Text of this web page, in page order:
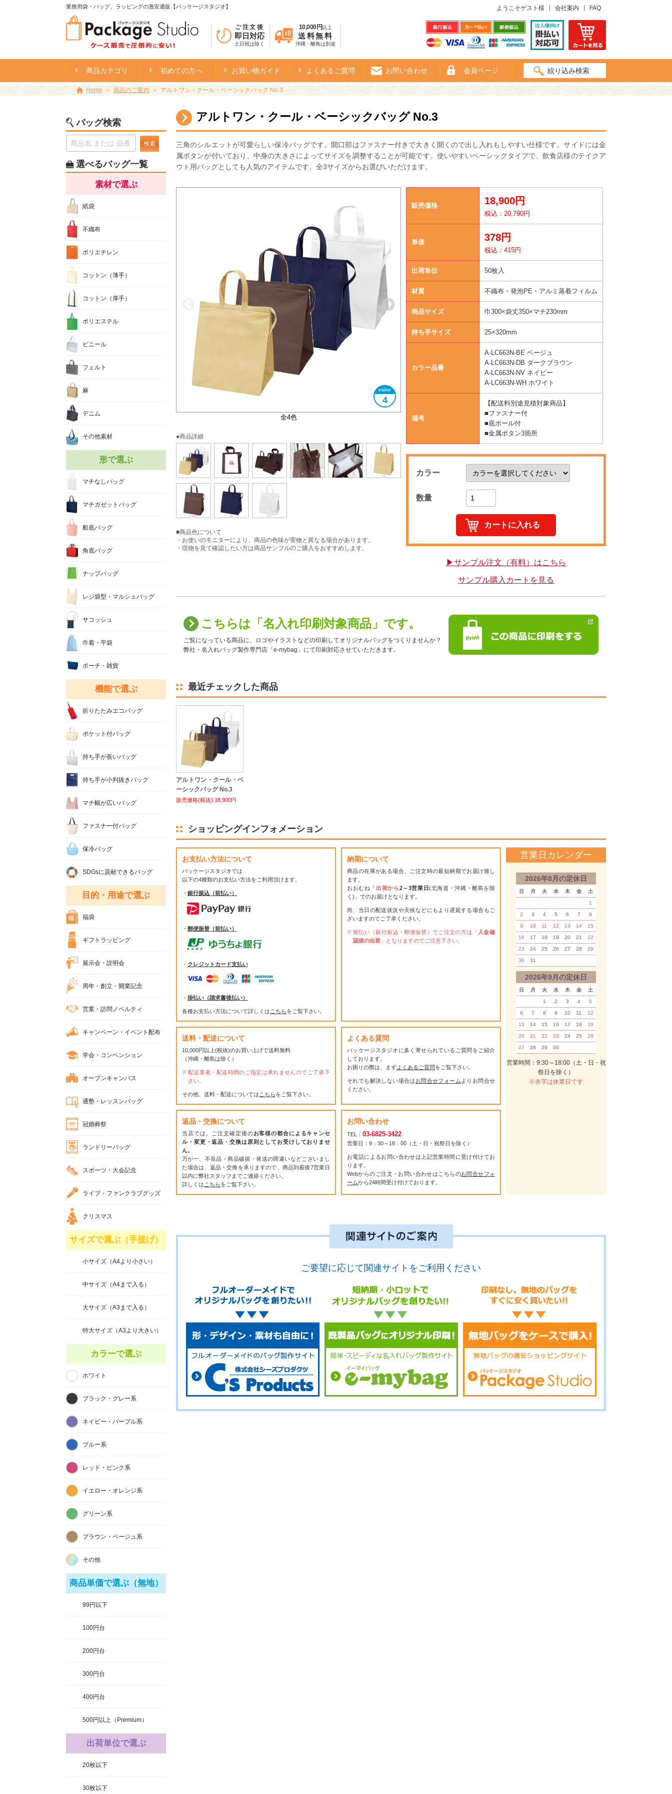
業務用袋・バッグ、ラッピングの激安通販【パッケージスタジオ】
ご注文後
即日対応
土日祝は除く
10,000円 以上
送料無料
沖縄・離島は別途
ようこそゲスト様 会社案内 FAQ
商品カテゴリ 初めての方へ お買い物ガイド よくあるご質問 お問い合わせ 会員ページ 絞り込み検索
Home 商品のご案内 アルトワン・クール・ベーシックバッグ No.3
アルトワン・クール・ベーシックバッグ No.3
三角のシルエットが可愛らしい保冷バッグです。開口部はファスナー付きで大きく開くので出し入れもしやすい仕様です。サイドには金
属ボタンが付いており、中身の大きさによってサイズを調整することが可能です。使いやすいベーシックタイプで、飲食店様のテイクア
ウト用バッグとしても人気のアイテムです。全3サイズからお選びいただけます。
全4色
4
A4サイズ対応
3サイズ展開
サイドの金属ボタン
内側アルミ蒸着フィルム・底ボール付き
●商品詳細
■商品色について
・お使いのモニターにより、商品の色味が実物と異なる場合があります。
・現物を見て確認したい方は商品サンプルのご購入をおすすめします。
販売価格 18,900円
税込：20,790円
単価 378円
税込：415円
出荷単位 50枚入
材質 不織布・発泡PE・アルミ蒸着フィルム
商品サイズ 巾300×袋丈350×マチ230mm
持ち手サイズ 25×320mm
カラー品番
A-LC663N-BE ベージュ
A-LC663N-DB ダークブラウン
A-LC663N-NV ネイビー
A-LC663N-WH ホワイト
備考
【配送料別途見積対象商品】
■ファスナー付
■底ボール付
■金属ボタン3箇所
カラー
数量
▶サンプル注文（有料）はこちら
サンプル購入カートを見る
こちらは「名入れ印刷対象商品」です。
ご覧になっている商品に、ロゴやイラストなどの印刷してオリジナルバッグをつくりませんか？
弊社・名入れバッグ製作専門店「e-mybag」にて印刷対応させていただきます。
最近チェックした商品
アルトワン・クール・ベ
ーシックバッグ No.3
販売価格(税抜):18,900円
ショッピングインフォメーション
お支払い方法について
パッケージスタジオでは
以下の4種類のお支払い方法をご利用頂けます。
・ 銀行振込（前払い）
・ 郵便振替（前払い）
・ クレジットカード支払い
・ 掛払い（請求書後払い）
各種お支払い方法について詳しくは こちらをご覧下さい。
納期について
商品の在庫がある場合、ご注文時の最短納期でお届け致し
ます。
おおむね「出荷から2～3営業日(北海道・沖縄・離島を除
く)」でのお届けとなります。
尚、当日の配送状況や天候などにもより遅延する場合もご
ざいますのでご了承ください。
前払い（銀行振込・郵便振替）でご注文の方は「 入金確
認後の出荷 」となりますのでご注意下さい。
送料・配送について
10,000円以上(税抜)のお買い上げで送料無料
（沖縄・離島は除く）
配送業者・配送時間のご指定は承れませんのでご了承下
さい。
その他、送料・配送については こちらをご覧下さい。
よくある質問
パッケージスタジオに多く寄せられているご質問をご紹介
しております。
お困りの際は、まずよくあるご質問をご覧下さい。
それでも解決しない場合は お問合せフォーム よりお問合せ
ください。
返品・交換について
当店では、ご注文確定後のお客様の都合によるキャンセ
ル・変更・返品・交換は原則としてお受けしておりませ
ん。
万が一、不良品・商品破損・発送の間違いなどございまし
た場合は、返品・交換を承りますので、商品到着後7営業日
以内に弊社スタッフまでご連絡ください。
詳しくは こちらをご覧下さい。
お問い合わせ
TEL： 03-6825-3422
営業日：9：30～18：00（土・日・祝祭日を除く）
お電話によるお問い合わせは上記営業時間に受け付けてお
ります。
Webからのご注文・お問い合わせはこちらのお問合せフォ
ームから24時間受け付けております。
営業日カレンダー
2026年8月の定休日
日 月 火 水 木 金 土
1
2 3 4 5 6 7 8
9 10 11 12 13 14 15
16 17 18 19 20 21 22
23 24 25 26 27 28 29
30 31
2026年9月の定休日
日 月 火 水 木 金 土
1 2 3 4 5
6 7 8 9 10 11 12
13 14 15 16 17 18 19
20 21 22 23 24 25 26
27 28 29 30
営業時間：9:30～18:00（土・日・祝
祭日を除く）
※赤字は休業日です
ご要望に応じて関連サイトをご利用ください
バッグ検索
検索
選べるバッグ一覧
素材で選ぶ
紙袋
不織布
ポリエチレン
コットン（薄手）
コットン（厚手）
ポリエステル
ビニール
フェルト
麻
デニム
その他素材
形で選ぶ
マチなしバッグ
マチガゼットバッグ
船底バッグ
角底バッグ
ナップバッグ
レジ袋型・マルシェバッグ
サコッシュ
巾着・平袋
ポーチ・雑貨
機能で選ぶ
折りたたみエコバッグ
ポケット付バッグ
持ち手が長いバッグ
持ち手が小判抜きバッグ
マチ幅が広いバッグ
ファスナー付バッグ
保冷バッグ
SDGsに貢献できるバッグ
目的・用途で選ぶ
福袋
ギフトラッピング
展示会・説明会
周年・創立・開業記念
営業・訪問ノベルティ
キャンペーン・イベント配布
学会・コンベンション
オープンキャンパス
通塾・レッスンバッグ
冠婚葬祭
ランドリーバッグ
スポーツ・大会記念
ライブ・ファンクラブグッズ
クリスマス
サイズで選ぶ（手提げ）
小サイズ（A4より小さい）
中サイズ（A4まで入る）
大サイズ（A3まで入る）
特大サイズ（A3より大きい）
カラーで選ぶ
ホワイト
ブラック・グレー系
ネイビー・パープル系
ブルー系
レッド・ピンク系
イエロー・オレンジ系
グリーン系
ブラウン・ベージュ系
その他
商品単価で選ぶ（無地）
99円以下
100円台
200円台
300円台
400円台
500円以上（Premium）
出荷単位で選ぶ
20枚以下
30枚以下